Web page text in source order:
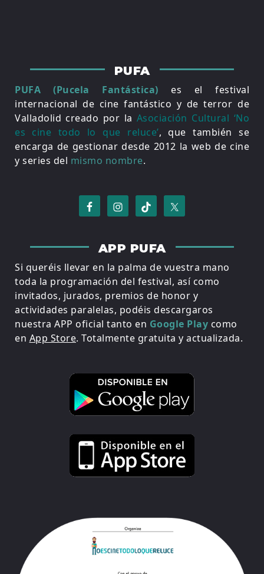
PUFA
PUFA (Pucela Fantástica) es el festival
internacional de cine fantástico y de terror de
Valladolid creado por la Asociación Cultural ‘No
es cine todo lo que reluce’, que también se
encarga de gestionar desde 2012 la web de cine
y series del mismo nombre.
APP PUFA
Si queréis llevar en la palma de vuestra mano
toda la programación del festival, así como
invitados, jurados, premios de honor y
actividades paralelas, podéis descargaros
nuestra APP oficial tanto en Google Play como
en App Store. Totalmente gratuita y actualizada.